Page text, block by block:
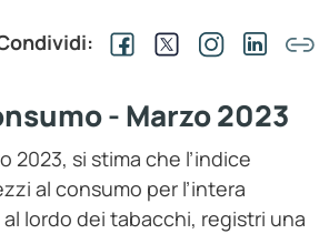
- Marzo 2023
2023, si stima che l’indice
al consumo per l’intera
lordo dei tabacchi, registri una